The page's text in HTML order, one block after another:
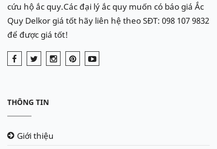
cứu hộ ắc quy.Các đại lý ắc quy muốn có báo giá Ắc
Quy Delkor giá tốt hãy liên hệ theo SĐT: 098 107 9832
để được giá tốt!
THÔNG TIN
Giới thiệu